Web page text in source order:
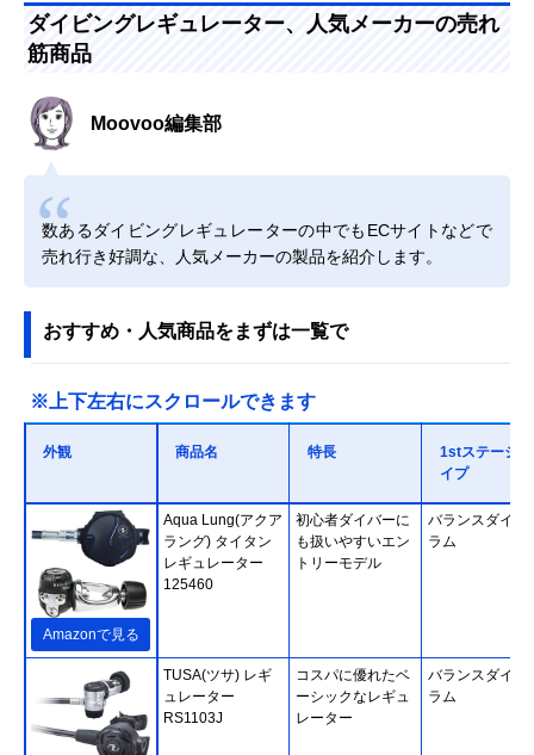
ダイビングレギュレーター、人気メーカーの売れ
筋商品
Moovoo編集部
数あるダイビングレギュレーターの中でもECサイトなどで
売れ行き好調な、人気メーカーの製品を紹介します。
おすすめ・人気商品をまずは一覧で
※上下左右にスクロールできます
外観 商品名 特長
1stステージタ
イプ
Amazonで見る
Aqua Lung(アクア
ラング) タイタン
レギュレーター
125460
初心者ダイバーに
も扱いやすいエン
トリーモデル
バランスダイア
ラム
TUSA(ツサ) レギ
ュレーター
RS1103J
コスパに優れたベ
ーシックなレギュ
レーター
バランスダイア
ラム